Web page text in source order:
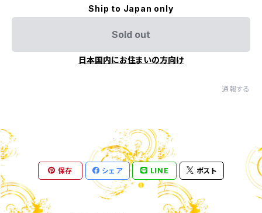
Ship to Japan only
Sold out
日本国内にお住まいの方向け
通報する
保存 シェア LINE ポスト